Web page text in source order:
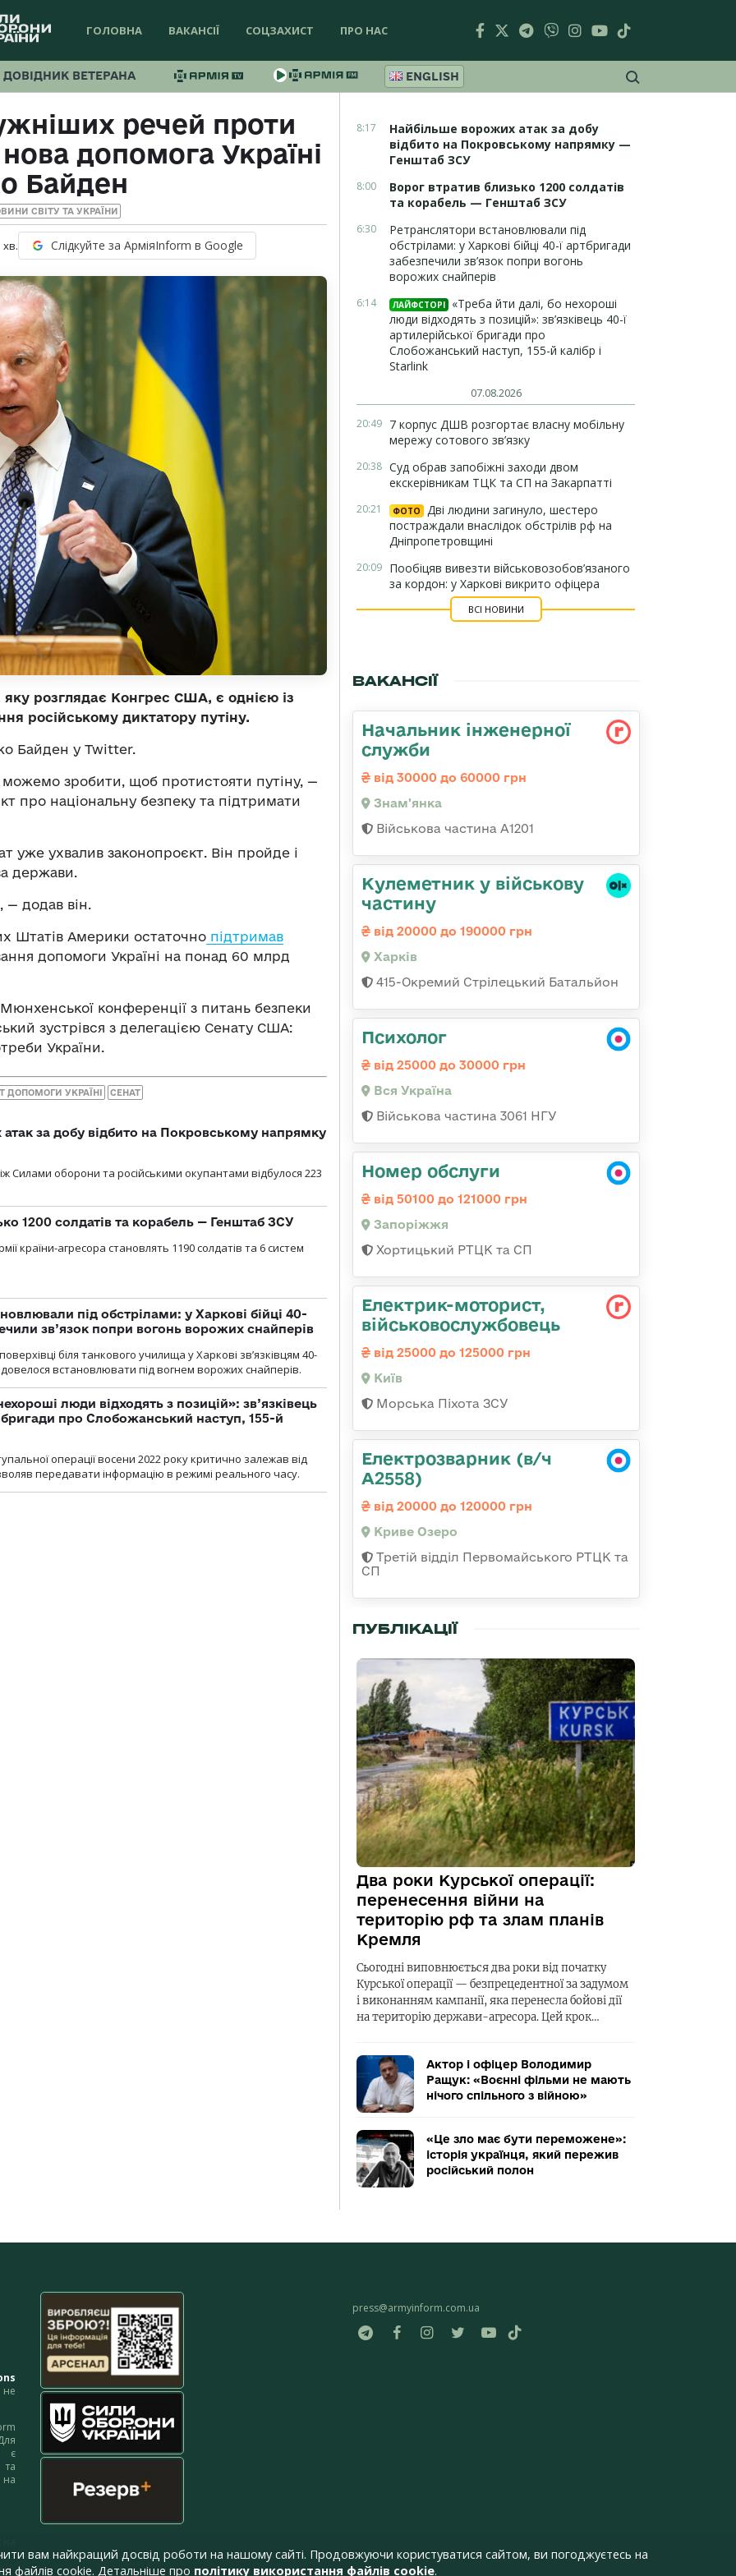
ГОЛОВНА ВАКАНСІЇ СОЦЗАХИСТ ПРО НАС
ДОВІДНИК ВЕТЕРАНА ENGLISH
речей проти
допомога Україні
Байден
СВІТУ ТА УКРАЇНИ
хв. Слідкуйте за АрміяInform в Google
розглядає Конгрес США, є однією із
російському диктатору путіну.
Байден у Twitter.
зробити, щоб протистояти путіну, —
про національну безпеку та підтримати
уже ухвалив законопроєкт. Він пройде і
держави.
— додав він.
Штатів Америки остаточно підтримав
допомоги Україні на понад 60 млрд
конференції з питань безпеки
зустрівся з делегацією Сенату США:
України.
ДОПОМОГИ УКРАЇНІ СЕНАТ
за добу відбито на Покровському напрямку
Силами оборони та російськими окупантами відбулося 223
1200 солдатів та корабель — Генштаб ЗСУ
країни-агресора становлять 1190 солдатів та 6 систем
під обстрілами: у Харкові бійці 40-
зв’язок попри вогонь ворожих снайперів
біля танкового училища у Харкові зв’язківцям 40-
довелося встановлювати під вогнем ворожих снайперів.
люди відходять з позицій»: зв’язківець
бригади про Слобожанський наступ, 155-й
операції восени 2022 року критично залежав від
передавати інформацію в режимі реального часу.
8:17
Найбільше ворожих атак за добу
відбито на Покровському напрямку —
Генштаб ЗСУ
8:00
Ворог втратив близько 1200 солдатів
та корабель — Генштаб ЗСУ
6:30
Ретранслятори встановлювали під
обстрілами: у Харкові бійці 40-ї артбригади
забезпечили зв’язок попри вогонь
ворожих снайперів
6:14 ЛАЙФСТОРІ
«Треба йти далі, бо нехороші
люди відходять з позицій»: зв’язківець 40-ї
артилерійської бригади про
Слобожанський наступ, 155-й калібр і
Starlink
07.08.2026
20:49 7 корпус ДШВ розгортає власну мобільну
мережу сотового зв’язку
20:38 Суд обрав запобіжні заходи двом
екскерівникам ТЦК та СП на Закарпатті
20:21 ФОТО
Дві людини загинуло, шестеро
постраждали внаслідок обстрілів рф на
Дніпропетровщині
20:09 Пообіцяв вивезти військовозобов’язаного
за кордон: у Харкові викрито офіцера
ВСІ НОВИНИ
ВАКАНСІЇ
Начальник інженерної
служби
від 30000 до 60000 грн
Знам'янка
Військова частина А1201
Кулеметник у військову
частину
від 20000 до 190000 грн
Харків
415-Окремий Стрілецький Батальйон
Психолог
від 25000 до 30000 грн
Вся Україна
Військова частина 3061 НГУ
Номер обслуги
від 50100 до 121000 грн
Запоріжжя
Хортицький РТЦК та СП
Електрик-моторист,
військовослужбовець
від 25000 до 125000 грн
Київ
Морська Піхота ЗСУ
Електрозварник (в/ч
А2558)
від 20000 до 120000 грн
Криве Озеро
Третій відділ Первомайського РТЦК та
СП
ПУБЛІКАЦІЇ
Два роки Курської операції:
перенесення війни на
територію рф та злам планів
Кремля
Сьогодні виповнюється два роки від початку
Курської операції — безпрецедентної за задумом
і виконанням кампанії, яка перенесла бойові дії
на територію держави-агресора. Цей крок…
Актор і офіцер Володимир
Ращук: «Воєнні фільми не мають
нічого спільного з війною»
«Це зло має бути переможене»:
історія українця, який пережив
російський полон
є
на
press@armyinform.com.ua
вам найкращий досвід роботи на нашому сайті. Продовжуючи користуватися сайтом, ви погоджуєтесь на
файлів cookie. Детальніше про політику використання файлів cookie.